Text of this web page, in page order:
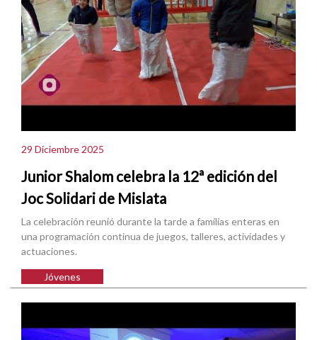
29 Diciembre 2025
Junior Shalom celebra la 12ª edición del
Joc Solidari de Mislata
La celebración reunió durante la tarde a familias enteras en
una programación continua de juegos, talleres, actividades y
actuaciones.
Jóvenes